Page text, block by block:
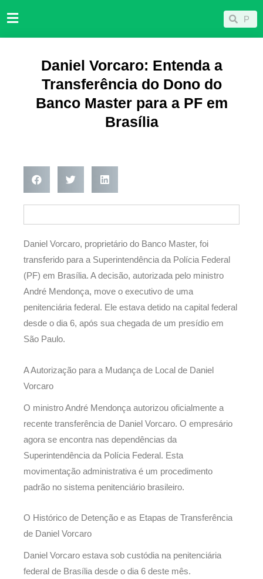
para
Pesquisar
Daniel Vorcaro: Entenda a
Transferência do Dono do
Banco Master para a PF em
Brasília
Daniel Vorcaro, proprietário do Banco Master, foi
transferido para a Superintendência da Polícia Federal
(PF) em Brasília. A decisão, autorizada pelo ministro
André Mendonça, move o executivo de uma
penitenciária federal. Ele estava detido na capital federal
desde o dia 6, após sua chegada de um presídio em
São Paulo.
A Autorização para a Mudança de Local de Daniel
Vorcaro
O ministro André Mendonça autorizou oficialmente a
recente transferência de Daniel Vorcaro. O empresário
agora se encontra nas dependências da
Superintendência da Polícia Federal. Esta
movimentação administrativa é um procedimento
padrão no sistema penitenciário brasileiro.
O Histórico de Detenção e as Etapas de Transferência
de Daniel Vorcaro
Daniel Vorcaro estava sob custódia na penitenciária
federal de Brasília desde o dia 6 deste mês.